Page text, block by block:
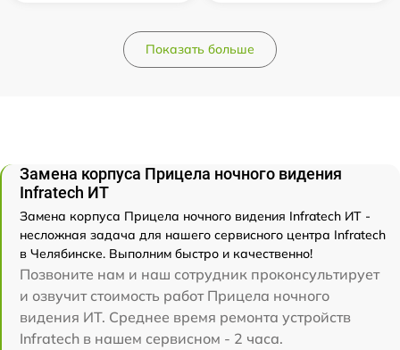
Показать больше
Замена корпуса Прицела ночного видения
Infratech ИТ
Замена корпуса Прицела ночного видения Infratech ИТ -
несложная задача для нашего сервисного центра Infratech
в Челябинске. Выполним быстро и качественно!
Позвоните нам и наш сотрудник проконсультирует
и озвучит стоимость работ Прицела ночного
видения ИТ. Среднее время ремонта устройств
Infratech в нашем сервисном - 2 часа.